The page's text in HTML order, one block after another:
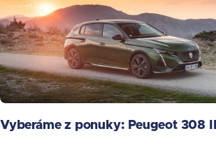
Vyberáme z ponuky: Peugeot 308 III